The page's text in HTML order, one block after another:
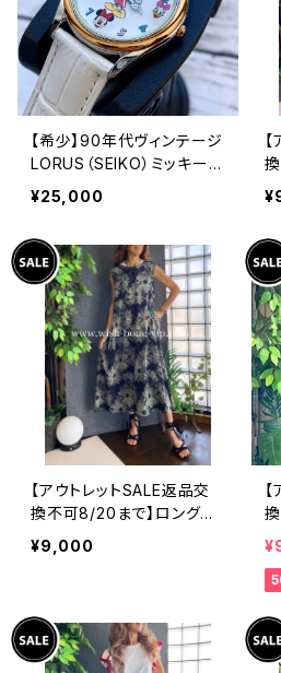
【希少】90年代ヴィンテージ
LORUS（SEIKO）ミッキーマ
ウス 腕時計（RRS260） 1
990年代未使用品 電池交
LOR④
¥25,000
【アウトレットSALE返品交
換不可8/20まで】ロングワ
ンピース・マキシワンピー
ス・サラッと軽やか春夏ワン
¥9,000